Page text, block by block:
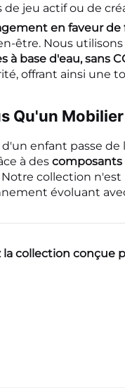
de jeu actif ou de
en faveur de
être. Nous utilisons
à base d'eau, sans
offrant ainsi une
Qu'un
d'un enfant passe
à des composants
collection
évoluant
la collection conçue